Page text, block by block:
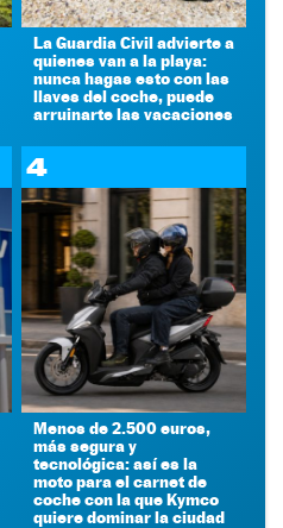
La Guardia Civil advierte a
quienes van a la playa:
nunca hagas esto con las
llaves del coche, puede
arruinarte las vacaciones
4
Menos de 2.500 euros,
más segura y
tecnológica: así es la
moto para el carnet de
coche con la que Kymco
quiere dominar la ciudad